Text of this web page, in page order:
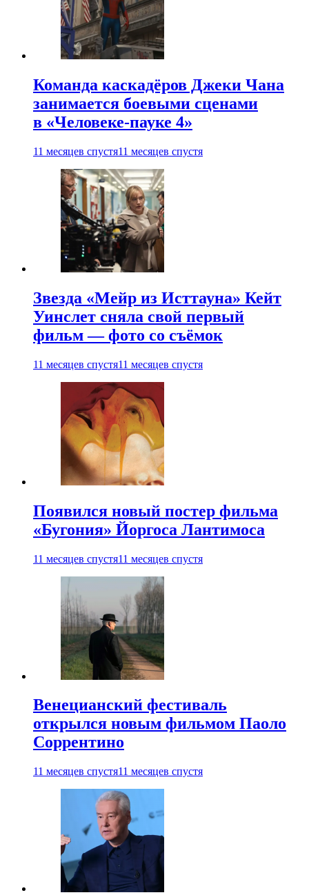
Команда каскадёров Джеки Чана
занимается боевыми сценами
в «Человеке-пауке 4»
11 месяцев спустя11 месяцев спустя
Звезда «Мейр из Исттауна» Кейт
Уинслет сняла свой первый
фильм — фото со съёмок
11 месяцев спустя11 месяцев спустя
Появился новый постер фильма
«Бугония» Йоргоса Лантимоса
11 месяцев спустя11 месяцев спустя
Венецианский фестиваль
открылся новым фильмом Паоло
Соррентино
11 месяцев спустя11 месяцев спустя